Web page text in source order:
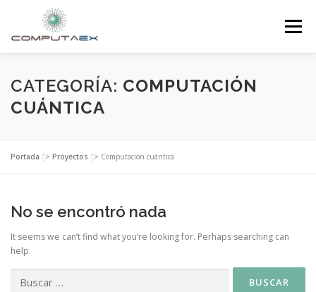
Menú
INICIO LA FUNDACIÓN EL CENTRO
CATEGORÍA: COMPUTACIÓN
CUÁNTICA
Portada >> Proyectos >> Computación cuántica
No se encontró nada
It seems we can’t find what you’re looking for. Perhaps searching can
help.